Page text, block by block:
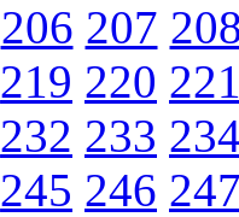
206 207
219 220
232 233
245 246